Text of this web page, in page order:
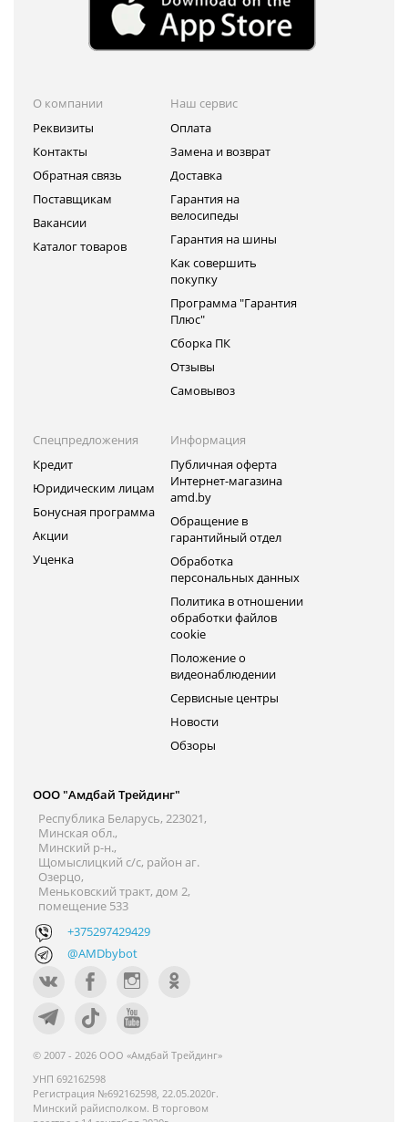
О компании
Реквизиты
Контакты
Обратная связь
Поставщикам
Вакансии
Каталог товаров
Наш сервис
Оплата
Замена и возврат
Доставка
Гарантия на
велосипеды
Гарантия на шины
Как совершить
покупку
Программа "Гарантия
Плюс"
Сборка ПК
Отзывы
Самовывоз
Спецпредложения
Кредит
Юридическим лицам
Бонусная программа
Акции
Уценка
Информация
Публичная оферта
Интернет-магазина
amd.by
Обращение в
гарантийный отдел
Обработка
персональных данных
Политика в отношении
обработки файлов
cookie
Положение о
видеонаблюдении
Сервисные центры
Новости
Обзоры
ООО "Амдбай Трейдинг"
Республика Беларусь, 223021,
Минская обл.,
Минский р-н.,
Щомыслицкий с/с, район аг.
Озерцо,
Меньковский тракт, дом 2,
помещение 533
+375297429429
@AMDbybot
© 2007 - 2026 ООО «Амдбай Трейдинг»
УНП 692162598
Регистрация №692162598, 22.05.2020г.
Минский райисполком. В торговом